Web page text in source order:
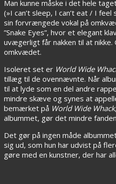
Man kunne måske i det hele
(»I can’t sleep, I can’t eat / I
sin forvrængede vokal på
”Snake Eyes”, hvor et elegant
uvægerligt får nakken til at
omkvædet.
Isoleret set er World Wide
tillæg til de ovennævnte. Når
til at lyde som en del andre
mindre skæve og synes at
bemærket på World Wide Whack
albummet, gør det mindre
Det gør på ingen måde
sig ud, som hun har udvist på
gøre med en kunstner, der har